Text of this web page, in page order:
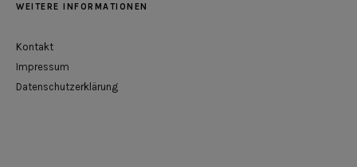
WEITERE INFORMATIONEN
Kontakt
Impressum
Datenschutzerklärung